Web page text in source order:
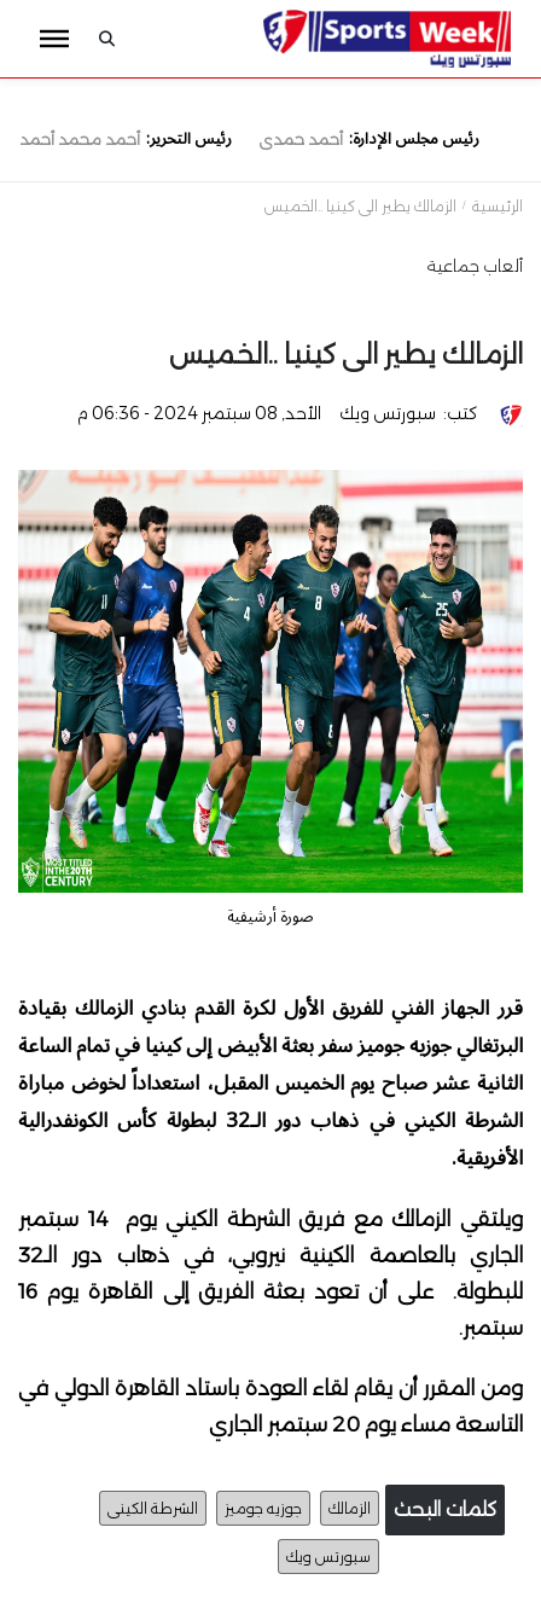
رئيس مجلس الإدارة: أحمد حمدى رئيس التحرير: أحمد محمد أحمد
الرئيسية الزمالك يطير الى كينيا ..الخميس
ألعاب جماعية
الزمالك يطير الى كينيا ..الخميس
كتب: سبورتس ويك الأحد, 08 سبتمبر 2024 - 06:36 م
صورة أرشيفية
قرر الجهاز الفني للفريق الأول لكرة القدم بنادي الزمالك بقيادة
البرتغالي جوزيه جوميز سفر بعثة الأبيض إلى كينيا في تمام الساعة
الثانية عشر صباح يوم الخميس المقبل، استعداداً لخوض مباراة
الشرطة الكيني في ذهاب دور الـ32 لبطولة كأس الكونفدرالية
الأفريقية.
ويلتقي الزمالك مع فريق الشرطة الكيني يوم 14 سبتمبر
الجاري بالعاصمة الكينية نيروبي، في ذهاب دور الـ32
للبطولة. على أن تعود بعثة الفريق إلى القاهرة يوم 16
سبتمبر.
ومن المقرر أن يقام لقاء العودة باستاد القاهرة الدولي في
التاسعة مساء يوم 20 سبتمبر الجاري
كلمات البحث الزمالك جوزيه جوميز الشرطة الكينى
سبورتس ويك